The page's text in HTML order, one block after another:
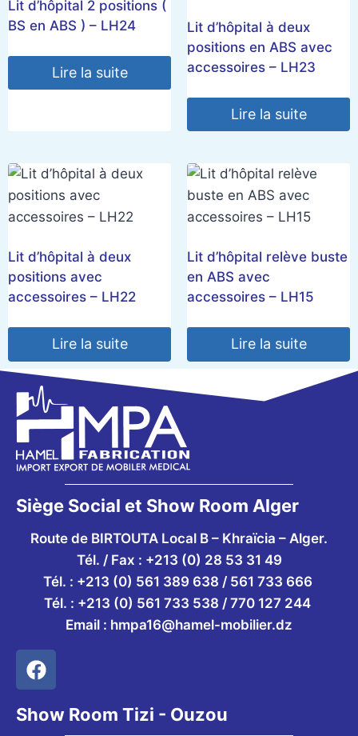
Lit d’hôpital 2 positions (
BS en ABS ) – LH24
Lire la suite
Lit d’hôpital à deux
positions en ABS avec
accessoires – LH23
Lire la suite
Lit d’hôpital à deux
positions avec
accessoires – LH22
Lire la suite
Lit d’hôpital relève buste
en ABS avec
accessoires – LH15
Lire la suite
Siège Social et Show Room Alger
Route de BIRTOUTA Local B – Khraïcia – Alger.
Tél. / Fax : +213 (0) 28 53 31 49
Tél. : +213 (0) 561 389 638 / 561 733 666
Tél. : +213 (0) 561 733 538 / 770 127 244
Email : hmpa16@hamel-mobilier.dz
Show Room Tizi - Ouzou